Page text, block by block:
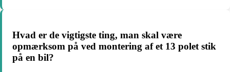
Hvad er de vigtigste ting, man skal være
opmærksom på ved montering af et 13 polet stik
på en bil?